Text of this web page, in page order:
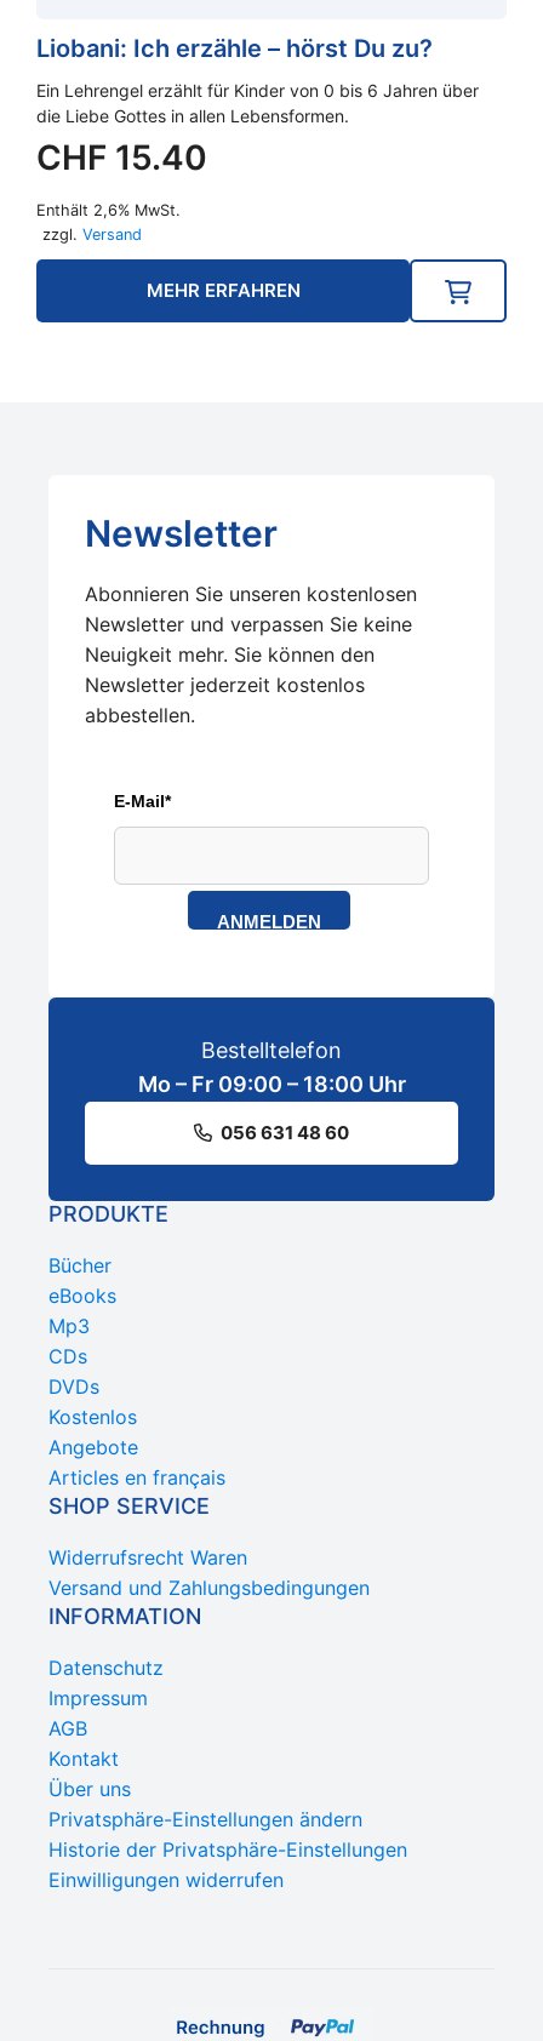
Liobani: Ich erzähle – hörst Du zu?
Ein Lehrengel erzählt für Kinder von 0 bis 6 Jahren über
die Liebe Gottes in allen Lebensformen.
CHF 15.40
Enthält 2,6% MwSt.
zzgl. Versand
MEHR ERFAHREN
Newsletter
Abonnieren Sie unseren kostenlosen
Newsletter und verpassen Sie keine
Neuigkeit mehr. Sie können den
Newsletter jederzeit kostenlos
abbestellen.
E-Mail*
ANMELDEN
Bestelltelefon
Mo – Fr 09:00 – 18:00 Uhr
056 631 48 60
PRODUKTE
Bücher
eBooks
Mp3
CDs
DVDs
Kostenlos
Angebote
Articles en français
SHOP SERVICE
Widerrufsrecht Waren
Versand und Zahlungsbedingungen
INFORMATION
Datenschutz
Impressum
AGB
Kontakt
Über uns
Privatsphäre-Einstellungen ändern
Historie der Privatsphäre-Einstellungen
Einwilligungen widerrufen